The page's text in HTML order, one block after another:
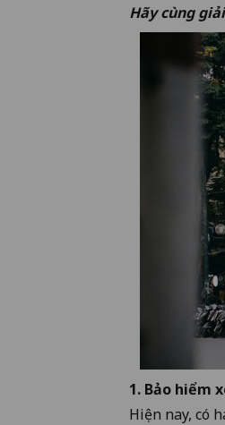
Hãy cùng
1. Bảo hiểm
Hiện nay, có